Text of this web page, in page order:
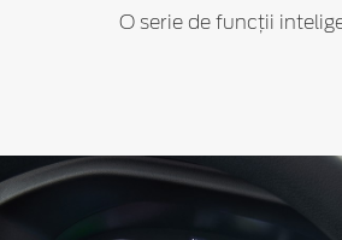
O serie de funcții